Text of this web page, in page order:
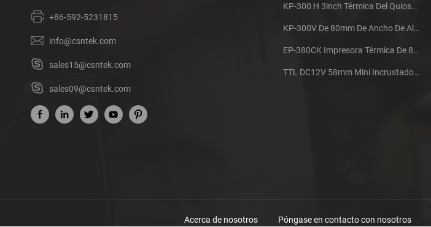
+86-592-5231815
info@csntek.com
sales15@csntek.com
sales09@csntek.com
KP-300 H 3inch Térmica Del Quiosco De La Impresora Módulo De
KP-300V De 80mm De Ancho De Alta Velocidad De La Impresora Térmica Del Quiosco
EP-380CK Impresora Térmica De 80 Mm Con Bloqueo De La Tapa
TTL DC12V 58mm Mini Incrustado Taxi De La Impresora Térmica De Recibos
Acerca de nosotros Póngase en contacto con nosotros